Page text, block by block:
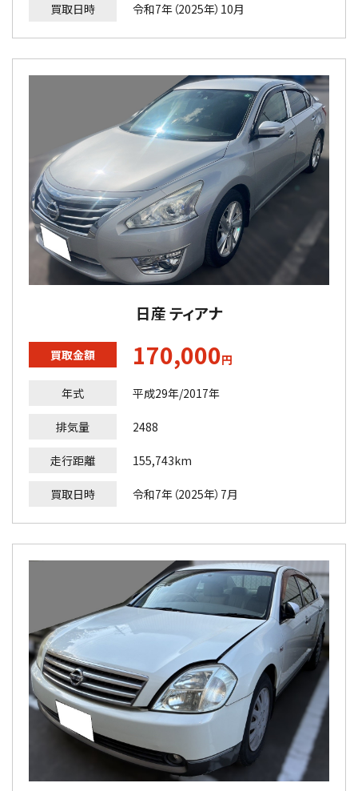
買取日時 令和7年（2025年）10月
日産 ティアナ
買取金額 170,000円
年式 平成29年/2017年
排気量 2488
走行距離 155,743km
買取日時 令和7年（2025年）7月